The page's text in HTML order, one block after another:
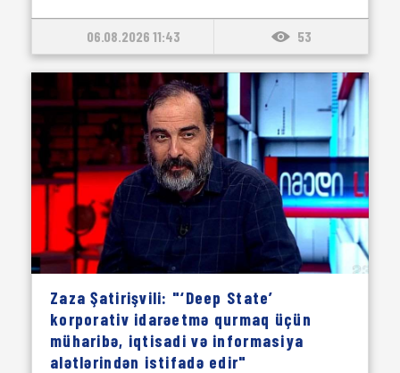
06.08.2026 11:43 53
Zaza Şatirişvili: "‘Deep State’
korporativ idarəetmə qurmaq üçün
müharibə, iqtisadi və informasiya
alətlərindən istifadə edir"